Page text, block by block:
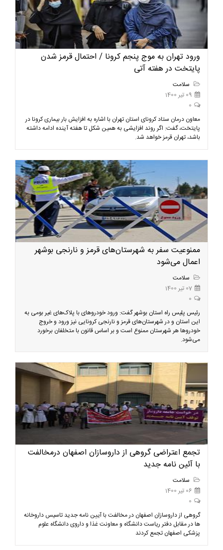
ورود تهران به موج پنجم کرونا / احتمال قرمز شدن
پایتخت در هفته آتی
سلامت
09 تیر 1400
0
معاون درمان ستاد کرونای استان تهران با اشاره به افزایش بار بیماری کرونا در
پایتخت، گفت: اگر روند افزایشی به همین شکل تا هفته آینده ادامه داشته
باشد، تهران قرمز خواهد شد.
ممنوعیت سفر به شهرستان‌های قرمز و نارنجی بوشهر
اعمال می‌شود
سلامت
07 تیر 1400
0
رئیس پلیس راه استان بوشهر گفت: ورود خودروهای با پلاک‌های غیر بومی به
این استان و در شهرستان‌های قرمز و نارنجی کرونایی نیز ورود و خروج
خودروها هر شهرستان ممنوع است و بر اساس قانون با متخلفان برخورد
می‌شود.
تجمع اعتراضی گروهی از داروسازان اصفهان درمخالفت
با آئین نامه جدید
سلامت
06 تیر 1400
0
گروهی از داروسازان اصفهان در مخالفت با آيين نامه جدید تاسیس داروخانه
ها در مقابل دفتر رياست دانشگاه و معاونت غذا و داروی دانشگاه علوم
پزشکی اصفهان تجمع کردند